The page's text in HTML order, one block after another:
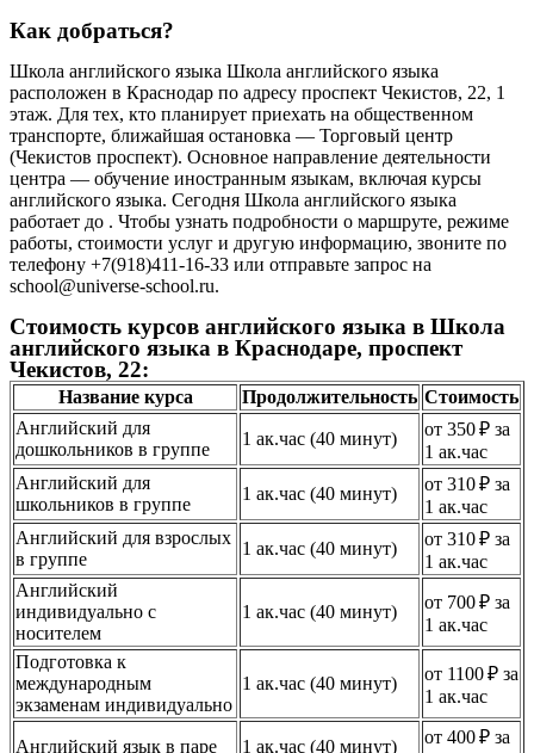
Как добраться?
Школа английского языка Школа английского языка
расположен в Краснодар по адресу проспект Чекистов, 22, 1
этаж. Для тех, кто планирует приехать на общественном
транспорте, ближайшая остановка — Торговый центр
(Чекистов проспект). Основное направление деятельности
центра — обучение иностранным языкам, включая курсы
английского языка. Сегодня Школа английского языка
работает до . Чтобы узнать подробности о маршруте, режиме
работы, стоимости услуг и другую информацию, звоните по
телефону +7(918)411-16-33 или отправьте запрос на
school@universe-school.ru.
Стоимость курсов английского языка в Школа
английского языка в Краснодаре, проспект
Чекистов, 22:
Название курса Продолжительность Стоимость
Английский для
дошкольников в группе
1 ак.час (40 минут)
от 350 ₽ за
1 ак.час
Английский для
школьников в группе
1 ак.час (40 минут)
от 310 ₽ за
1 ак.час
Английский для взрослых
в группе
1 ак.час (40 минут)
от 310 ₽ за
1 ак.час
Английский
индивидуально с
носителем
1 ак.час (40 минут)
от 700 ₽ за
1 ак.час
Подготовка к
международным
экзаменам индивидуально
1 ак.час (40 минут)
от 1100 ₽ за
1 ак.час
Английский язык в паре 1 ак.час (40 минут)
от 400 ₽ за